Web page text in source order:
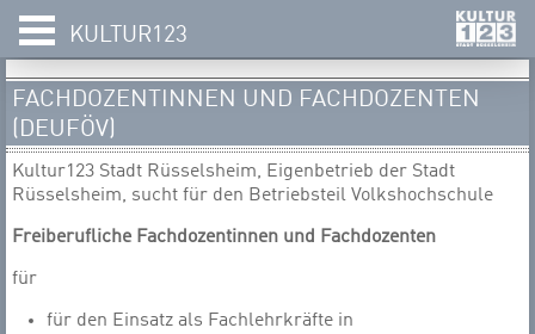
KULTUR123
FACHDOZENTINNEN UND FACHDOZENTEN
(DEUFÖV)
Kultur123 Stadt Rüsselsheim, Eigenbetrieb der Stadt
Rüsselsheim, sucht für den Betriebsteil Volkshochschule
Freiberufliche Fachdozentinnen und Fachdozenten
für
für den Einsatz als Fachlehrkräfte in